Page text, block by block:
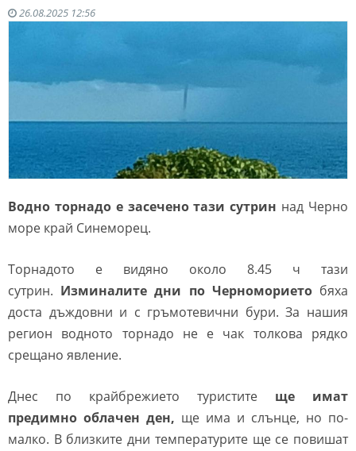
26.08.2025 12:56
Водно торнадо e засечено тази сутрин над Черно
море край Синеморец.
Торнадото е видяно около 8.45 ч тази
сутрин. Изминалите дни по Черномориетобяха
доста дъждовни и с гръмотевични бури. За нашия
регион водното торнадо не е чак толкова рядко
срещано явление.
Днес по крайбрежието туристите ще имат
предимно облачен ден, ще има и слънце, но по-
малко. В близките дни температурите ще се повишат